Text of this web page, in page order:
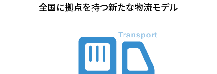
全国に拠点を持つ新たな物流モデル